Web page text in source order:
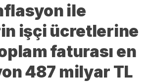
ile
işçi ücretlerine
faturası en
487 milyar TL